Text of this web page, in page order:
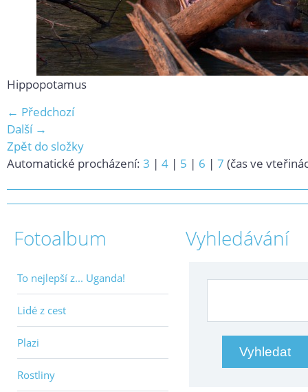
Hippopotamus
← Předchozí
Další →
Zpět do složky
Automatické procházení: 3 | 4 | 5 | 6 | 7 (čas ve
Fotoalbum
To nejlepší z... Uganda!
Lidé z cest
Plazi
Rostliny
Vyhledávání